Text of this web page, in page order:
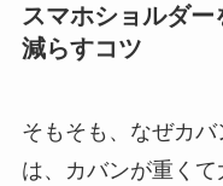
スマホショルダ
減らすコツ
そもそも、なぜカ
は、カバンが重く